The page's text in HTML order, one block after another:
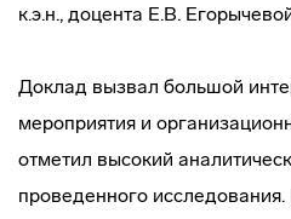
к.э.н., доцента Е.В.
Доклад вызвал большой
мероприятия и
отметил высокий
проведенного исследования.